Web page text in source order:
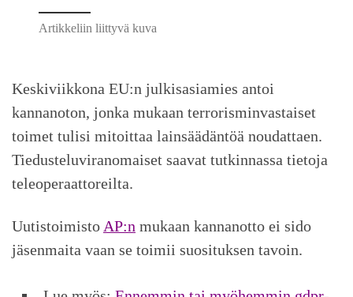
Artikkeliin liittyvä kuva
Keskiviikkona EU:n julkisasiamies antoi
kannanoton, jonka mukaan terrorisminvastaiset
toimet tulisi mitoittaa lainsäädäntöä noudattaen.
Tiedusteluviranomaiset saavat tutkinnassa tietoja
teleoperaattoreilta.
Uutistoimisto AP:n mukaan kannanotto ei sido
jäsenmaita vaan se toimii suosituksen tavoin.